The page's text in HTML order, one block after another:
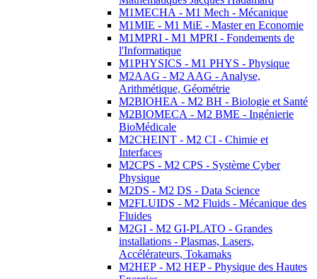
M1MECHA - M1 Mech - Mécanique
M1MIE - M1 MiE - Master en Economie
M1MPRI - M1 MPRI - Fondements de
l'Informatique
M1PHYSICS - M1 PHYS - Physique
M2AAG - M2 AAG - Analyse,
Arithmétique, Géométrie
M2BIOHEA - M2 BH - Biologie et Santé
M2BIOMECA - M2 BME - Ingénierie
BioMédicale
M2CHEINT - M2 CI - Chimie et
Interfaces
M2CPS - M2 CPS - Système Cyber
Physique
M2DS - M2 DS - Data Science
M2FLUIDS - M2 Fluids - Mécanique des
Fluides
M2GI - M2 GI-PLATO - Grandes
installations - Plasmas, Lasers,
Accélérateurs, Tokamaks
M2HEP - M2 HEP - Physique des Hautes